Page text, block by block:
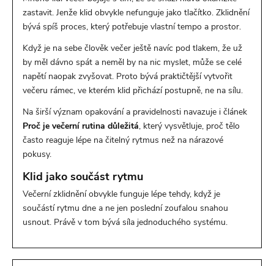
zastavit. Jenže klid obvykle nefunguje jako tlačítko. Zklidnění
bývá spíš proces, který potřebuje vlastní tempo a prostor.
Když je na sebe člověk večer ještě navíc pod tlakem, že už
by měl dávno spát a neměl by na nic myslet, může se celé
napětí naopak zvyšovat. Proto bývá praktičtější vytvořit
večeru rámec, ve kterém klid přichází postupně, ne na sílu.
Na širší význam opakování a pravidelnosti navazuje i článek
Proč je večerní rutina důležitá, který vysvětluje, proč tělo
často reaguje lépe na čitelný rytmus než na nárazové
pokusy.
Klid jako součást rytmu
Večerní zklidnění obvykle funguje lépe tehdy, když je
součástí rytmu dne a ne jen poslední zoufalou snahou
usnout. Právě v tom bývá síla jednoduchého systému.